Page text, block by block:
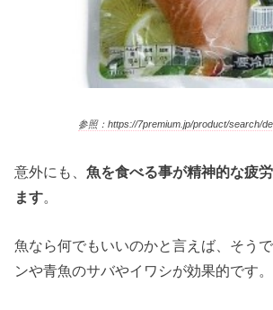
参照：https://7premium.jp/product/search/
意外にも、魚を食べる事が精神的な疲
ます。
魚なら何でもいいのかと言えば、そう
ンや青魚のサバやイワシが効果的です。